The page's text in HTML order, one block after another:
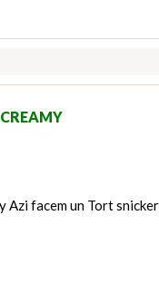
Azi facem un Tort